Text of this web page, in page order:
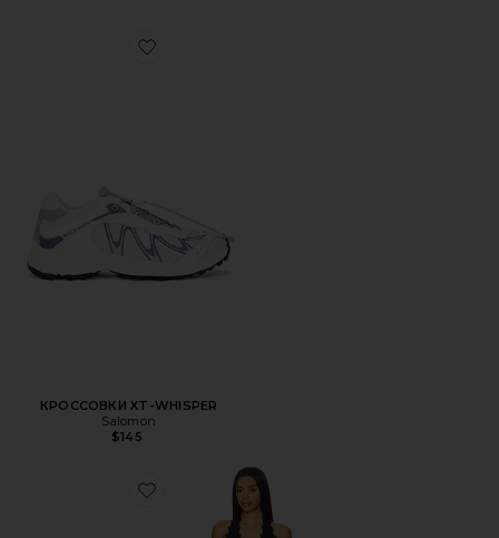
Favorite КРОССОВКИ XT-WHISPER
КРОССОВКИ XT-WHISPER
Salomon
$145
Favorite ПЛАТЬЕ STARS ALIGN